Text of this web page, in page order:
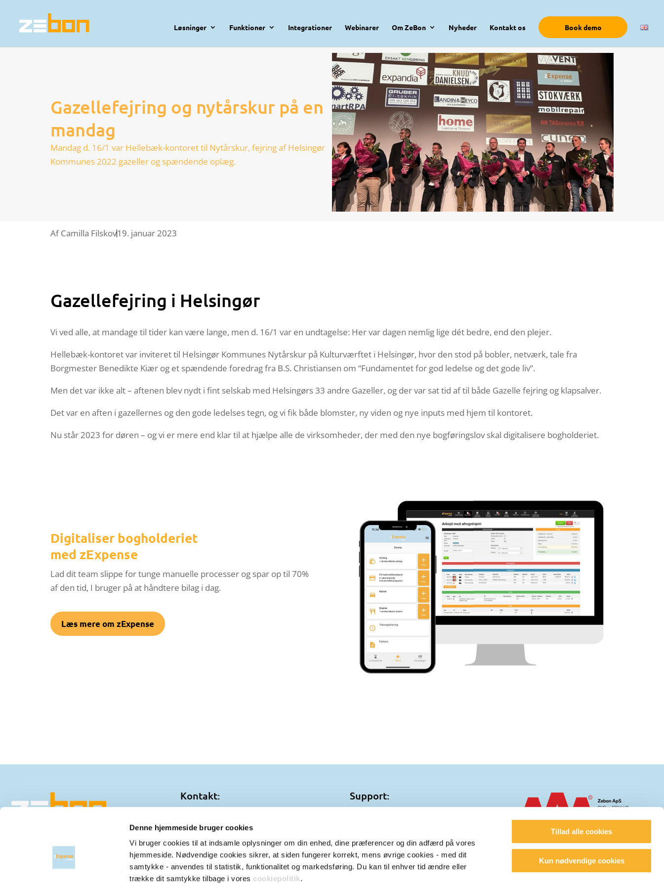
Denne hjemmeside bruger cookies
Vi bruger cookies til at indsamle oplysninger om din enhed, dine præferencer og din adfærd på vores
hjemmeside. Nødvendige cookies sikrer, at siden fungerer korrekt, mens øvrige cookies - med dit
samtykke - anvendes til statistik, funktionalitet og markedsføring. Du kan til enhver tid ændre eller
trække dit samtykke tilbage i vores cookiepolitik.
Tillad alle cookies
Kun nødvendige cookies
Løsninger Funktioner Integrationer Webinarer Om ZeBon Nyheder Kontakt os Book demo
Gazellefejring og nytårskur på en
mandag
Mandag d. 16/1 var Hellebæk-kontoret til Nytårskur, fejring af Helsingør
Kommunes 2022 gazeller og spændende oplæg.
AfCamilla Filskov19. januar 2023
Gazellefejring i Helsingør
Vi ved alle, at mandage til tider kan være lange, men d. 16/1 var en undtagelse: Her var dagen nemlig lige dét bedre, end den plejer.
Hellebæk-kontoret var inviteret til Helsingør Kommunes Nytårskur på Kulturværftet i Helsingør, hvor den stod på bobler, netværk, tale fra
Borgmester Benedikte Kiær og et spændende foredrag fra B.S. Christiansen om “Fundamentet for god ledelse og det gode liv”.
Men det var ikke alt – aftenen blev nydt i fint selskab med Helsingørs 33 andre Gazeller, og der var sat tid af til både Gazelle fejring og klapsalver.
Det var en aften i gazellernes og den gode ledelses tegn, og vi fik både blomster, ny viden og nye inputs med hjem til kontoret.
Nu står 2023 for døren – og vi er mere end klar til at hjælpe alle de virksomheder, der med den nye bogføringslov skal digitalisere bogholderiet.
Digitaliser bogholderiet
med zExpense
Lad dit team slippe for tunge manuelle processer og spar op til 70%
af den tid, I bruger på at håndtere bilag i dag.
Læs mere om zExpense
Kontakt:
Nordre Strandvej 119 A
3150 Hellebæk
Telefon: +45 72 44 11 90
E-mail: mail@zebon.dk
Support:
Åbningstider:
Mandag-fredag 9.00 til 15.00